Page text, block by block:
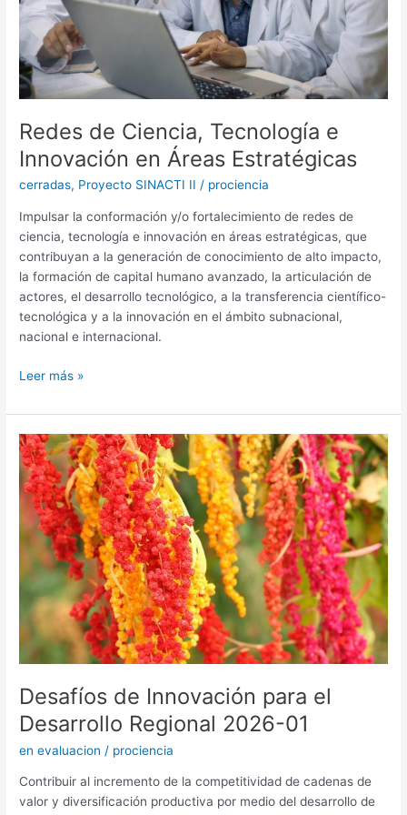
Redes de Ciencia, Tecnología e
Innovación en Áreas Estratégicas
cerradas, Proyecto SINACTI II / prociencia
Impulsar la conformación y/o fortalecimiento de redes de
ciencia, tecnología e innovación en áreas estratégicas, que
contribuyan a la generación de conocimiento de alto impacto,
la formación de capital humano avanzado, la articulación de
actores, el desarrollo tecnológico, a la transferencia científico-
tecnológica y a la innovación en el ámbito subnacional,
nacional e internacional.
Áreas
Estratégicas
Leer más »
Desafíos de Innovación para el
Desarrollo Regional 2026-01
en evaluacion / prociencia
Contribuir al incremento de la competitividad de cadenas de
valor y diversificación productiva por medio del desarrollo de
Desafíos
de
Innovación
para
el
Desarrollo
Regional
2026-
01